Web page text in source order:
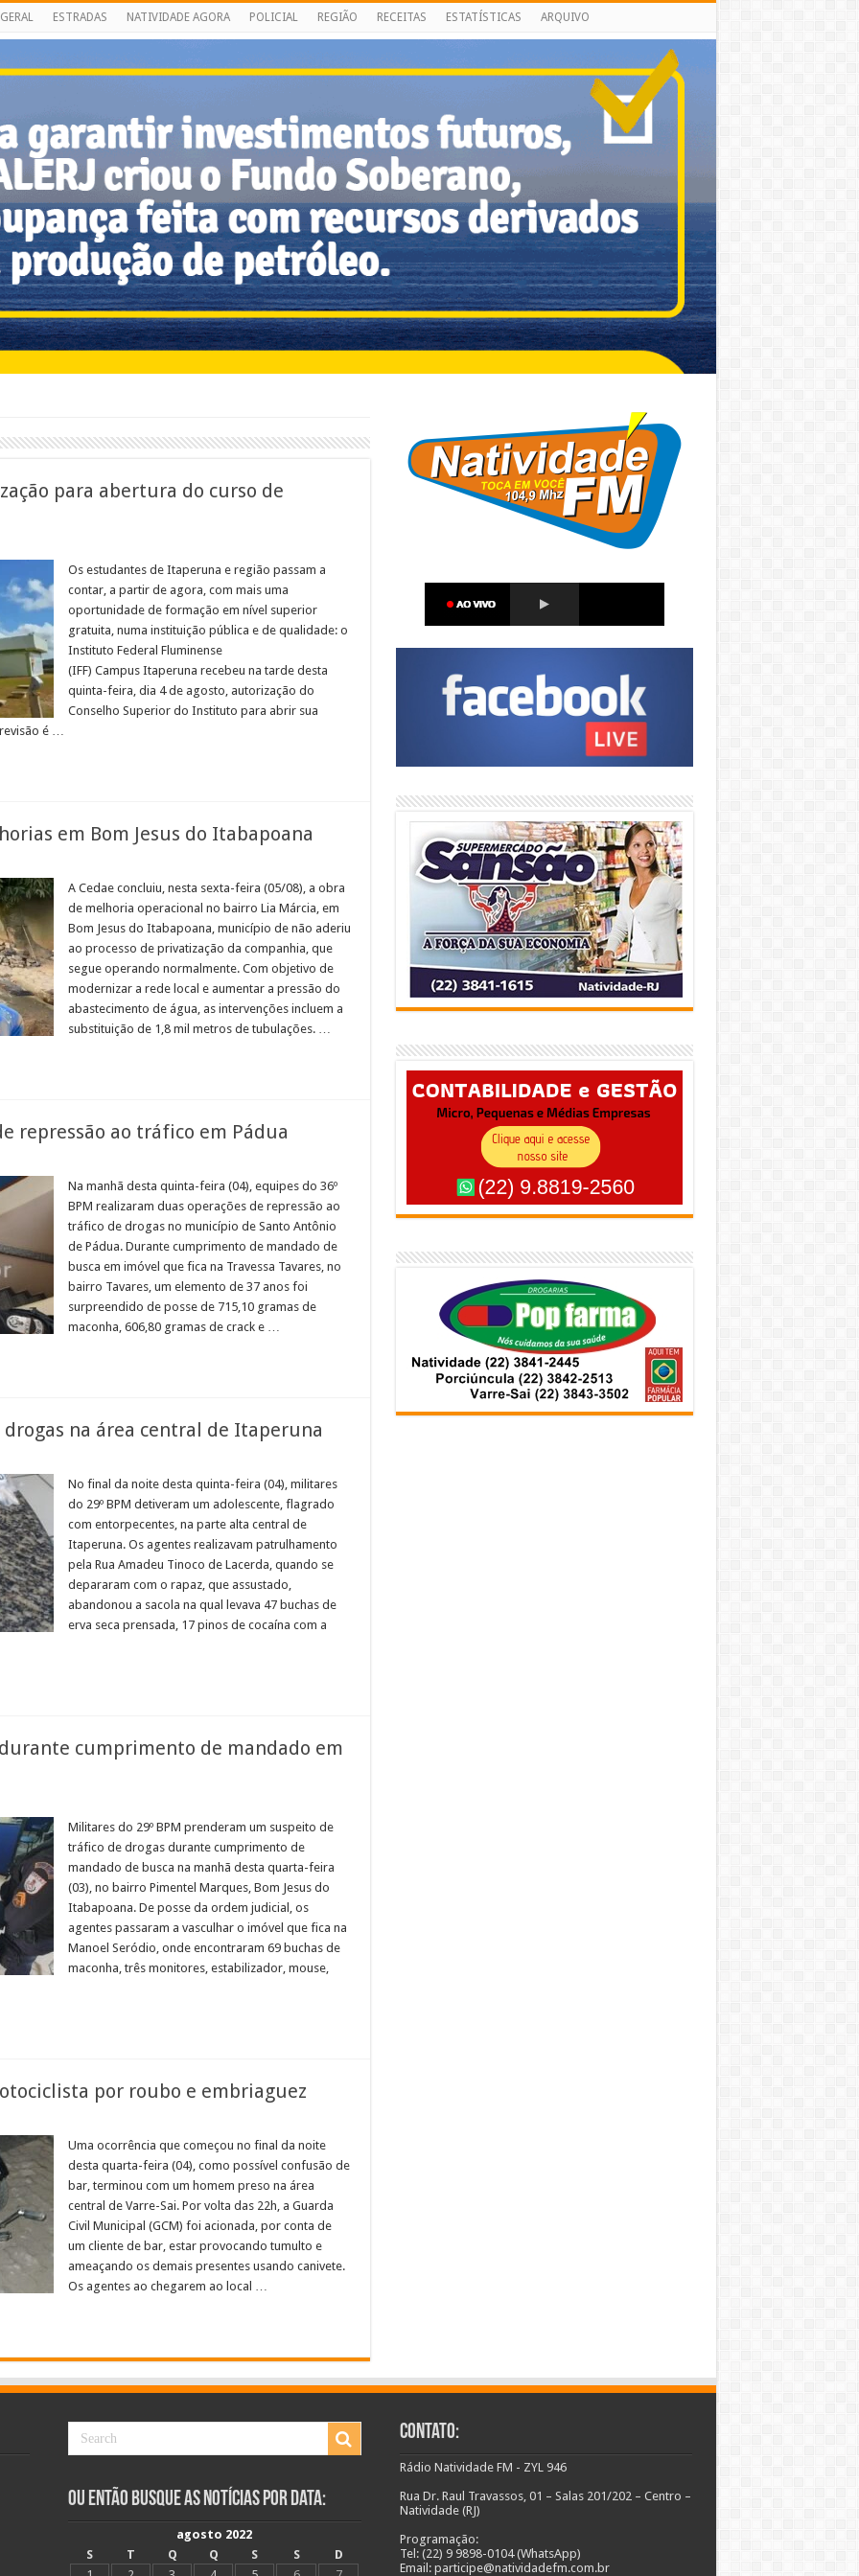
GERAL ESTRADAS NATIVIDADE AGORA POLICIAL REGIÃO RECEITAS ESTATÍSTICAS ARQUIVO
para abertura do curso de
recebe
autorização
para
Os estudantes de Itaperuna e região passam a
contar, a partir de agora, com mais uma
oportunidade de formação em nível superior
gratuita, numa instituição pública e de qualidade: o
Instituto Federal Fluminense
(IFF) Campus Itaperuna recebeu na tarde desta
quinta-feira, dia 4 de agosto, autorização do
Conselho Superior do Instituto para abrir sua
é …
em Bom Jesus do Itabapoana
melhorias
A Cedae concluiu, nesta sexta-feira (05/08), a obra
de melhoria operacional no bairro Lia Márcia, em
Bom Jesus do Itabapoana, município de não aderiu
ao processo de privatização da companhia, que
segue operando normalmente. Com objetivo de
modernizar a rede local e aumentar a pressão do
abastecimento de água, as intervenções incluem a
substituição de 1,8 mil metros de tubulações. …
repressão ao tráfico em Pádua
presos
ações
Na manhã desta quinta-feira (04), equipes do 36º
BPM realizaram duas operações de repressão ao
tráfico de drogas no município de Santo Antônio
de Pádua. Durante cumprimento de mandado de
busca em imóvel que fica na Travessa Tavares, no
bairro Tavares, um elemento de 37 anos foi
surpreendido de posse de 715,10 gramas de
maconha, 606,80 gramas de crack e …
na área central de Itaperuna
No final da noite desta quinta-feira (04), militares
do 29º BPM detiveram um adolescente, flagrado
com entorpecentes, na parte alta central de
Itaperuna. Os agentes realizavam patrulhamento
pela Rua Amadeu Tinoco de Lacerda, quando se
depararam com o rapaz, que assustado,
abandonou a sacola na qual levava 47 buchas de
erva seca prensada, 17 pinos de cocaína com a
cumprimento de mandado em
tráfico
preso
mandado
Militares do 29º BPM prenderam um suspeito de
tráfico de drogas durante cumprimento de
mandado de busca na manhã desta quarta-feira
(03), no bairro Pimentel Marques, Bom Jesus do
Itabapoana. De posse da ordem judicial, os
agentes passaram a vasculhar o imóvel que fica na
Manoel Seródio, onde encontraram 69 buchas de
maconha, três monitores, estabilizador, mouse,
por roubo e embriaguez
Uma ocorrência que começou no final da noite
desta quarta-feira (04), como possível confusão de
bar, terminou com um homem preso na área
central de Varre-Sai. Por volta das 22h, a Guarda
Civil Municipal (GCM) foi acionada, por conta de
um cliente de bar, estar provocando tumulto e
ameaçando os demais presentes usando canivete.
Os agentes ao chegarem ao local …
Ou Então Busque as Notícias Por Data:
agosto 2022
S
T Q Q S S
D
Contato:
Rádio Natividade FM - ZYL 946
Rua Dr. Raul Travassos, 01 – Salas 201/202 – Centro –
Natividade (RJ)
Programação:
Tel: (22) 9 9898-0104 (WhatsApp)
Email: participe@natividadefm.com.br